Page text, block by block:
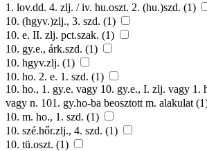
1. lov.dd. 4. zlj. / iv. hu.oszt. 2. (hu.)szd. (1)
10. (hgyv.)zlj., 3. szd. (1)
10. e. II. zlj. pct.szak. (1)
10. gy.e., árk.szd. (1)
10. hgyv.zlj. (1)
10. ho. 2. e. 1. szd. (1)
10. ho., 1. gy.e. vagy 10. gy.e., I. zlj. vagy 1.
vagy n. 101. gy.ho-ba beosztott m. alakulat
10. m. ho., 1. szd. (1)
10. szé.hőr.zlj., 4. szd. (1)
10. tü.oszt. (1)